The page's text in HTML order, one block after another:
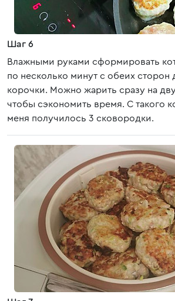
Шаг 6
Влажными руками сформировать
по несколько минут с обеих сторон
корочки. Можно жарить сразу на
чтобы сэкономить время. С такого
меня получилось 3 сковородки.